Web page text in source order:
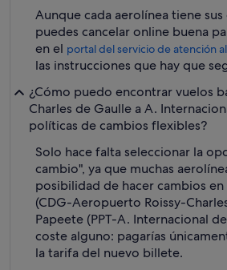
Aunque cada aerolínea tiene
puedes cancelar online buena
en el portal del servicio de atención
las instrucciones que hay que
¿Cómo puedo encontrar vuelos
Charles de Gaulle a A.
políticas de cambios flexibles?
Solo hace falta seleccionar la
cambio", ya que muchas
posibilidad de hacer cambios
(CDG-Aeropuerto Roissy-
Papeete (PPT-A. Internacional
coste alguno: pagarías
la tarifa del nuevo billete.